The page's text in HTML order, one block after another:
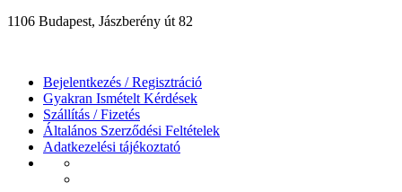
1106 Budapest, Jászberény út 82
Bejelentkezés / Regisztráció
Gyakran Ismételt Kérdések
Szállítás / Fizetés
Általános Szerződési Feltételek
Adatkezelési tájékoztató